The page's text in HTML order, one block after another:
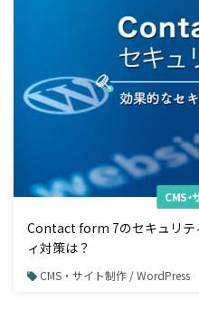
CMS・
Contact form 7のセキュリテ
ィ対策は？
CMS・サイト制作 / WordPress